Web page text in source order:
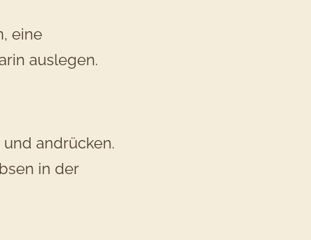
eine
auslegen.
andrücken.
in der